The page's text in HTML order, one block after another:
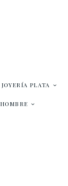
JOYERÍA PLATA
HOMBRE